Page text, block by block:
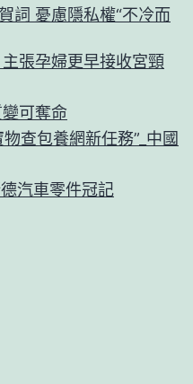
詞 憂慮隱私權“不冷而
張孕婦更早接收宮頸
可奪命
查包養網新任務”_中國
汽車零件冠記